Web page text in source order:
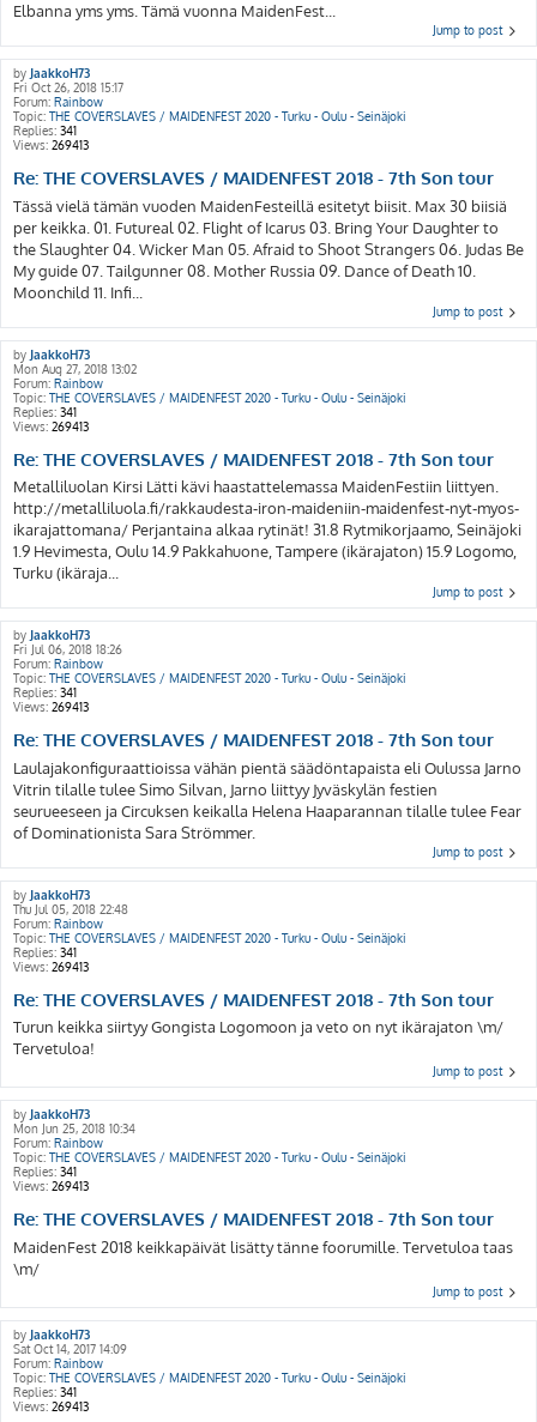
Elbanna yms yms. Tämä vuonna MaidenFest...
Jump to post
by JaakkoH73
Fri Oct 26, 2018 15:17
Forum: Rainbow
Topic: THE COVERSLAVES / MAIDENFEST 2020 - Turku - Oulu - Seinäjoki
Replies: 341
Views: 269413
Re: THE COVERSLAVES / MAIDENFEST 2018 - 7th Son tour
Tässä vielä tämän vuoden MaidenFesteillä esitetyt biisit. Max 30 biisiä
per keikka. 01. Futureal 02. Flight of Icarus 03. Bring Your Daughter to
the Slaughter 04. Wicker Man 05. Afraid to Shoot Strangers 06. Judas Be
My guide 07. Tailgunner 08. Mother Russia 09. Dance of Death 10.
Moonchild 11. Infi...
Jump to post
by JaakkoH73
Mon Aug 27, 2018 13:02
Forum: Rainbow
Topic: THE COVERSLAVES / MAIDENFEST 2020 - Turku - Oulu - Seinäjoki
Replies: 341
Views: 269413
Re: THE COVERSLAVES / MAIDENFEST 2018 - 7th Son tour
Metalliluolan Kirsi Lätti kävi haastattelemassa MaidenFestiin liittyen.
http://metalliluola.fi/rakkaudesta-iron-maideniin-maidenfest-nyt-myos-
ikarajattomana/ Perjantaina alkaa rytinät! 31.8 Rytmikorjaamo, Seinäjoki
1.9 Hevimesta, Oulu 14.9 Pakkahuone, Tampere (ikärajaton) 15.9 Logomo,
Turku (ikäraja...
Jump to post
by JaakkoH73
Fri Jul 06, 2018 18:26
Forum: Rainbow
Topic: THE COVERSLAVES / MAIDENFEST 2020 - Turku - Oulu - Seinäjoki
Replies: 341
Views: 269413
Re: THE COVERSLAVES / MAIDENFEST 2018 - 7th Son tour
Laulajakonfiguraattioissa vähän pientä säädöntapaista eli Oulussa Jarno
Vitrin tilalle tulee Simo Silvan, Jarno liittyy Jyväskylän festien
seurueeseen ja Circuksen keikalla Helena Haaparannan tilalle tulee Fear
of Dominationista Sara Strömmer.
Jump to post
by JaakkoH73
Thu Jul 05, 2018 22:48
Forum: Rainbow
Topic: THE COVERSLAVES / MAIDENFEST 2020 - Turku - Oulu - Seinäjoki
Replies: 341
Views: 269413
Re: THE COVERSLAVES / MAIDENFEST 2018 - 7th Son tour
Turun keikka siirtyy Gongista Logomoon ja veto on nyt ikärajaton \m/
Tervetuloa!
Jump to post
by JaakkoH73
Mon Jun 25, 2018 10:34
Forum: Rainbow
Topic: THE COVERSLAVES / MAIDENFEST 2020 - Turku - Oulu - Seinäjoki
Replies: 341
Views: 269413
Re: THE COVERSLAVES / MAIDENFEST 2018 - 7th Son tour
MaidenFest 2018 keikkapäivät lisätty tänne foorumille. Tervetuloa taas
\m/
Jump to post
by JaakkoH73
Sat Oct 14, 2017 14:09
Forum: Rainbow
Topic: THE COVERSLAVES / MAIDENFEST 2020 - Turku - Oulu - Seinäjoki
Replies: 341
Views: 269413